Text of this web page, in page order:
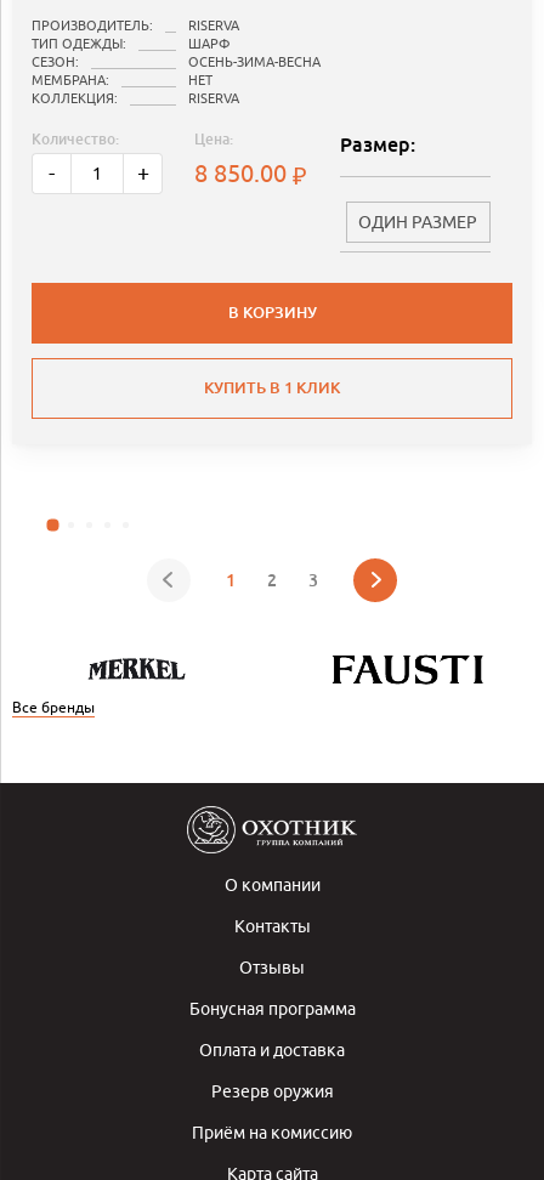
ПРОИЗВОДИТЕЛЬ:
RISERVA
ТИП ОДЕЖДЫ:
ШАРФ
СЕЗОН:
ОСЕНЬ-ЗИМА-ВЕСНА
МЕМБРАНА:
НЕТ
КОЛЛЕКЦИЯ:
RISERVA
Количество:
- +
Цена:
8 850.00
Размер:
ОДИН РАЗМЕР
В КОРЗИНУ
КУПИТЬ В 1 КЛИК
1 2 3
Все бренды
О компании
Контакты
Отзывы
Бонусная программа
Оплата и доставка
Резерв оружия
Приём на комиссию
Карта сайта